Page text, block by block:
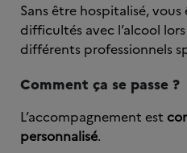
Sans être hospitalisé,
difficultés avec l’alcool
différents professionnels
Comment ça se passe ?
L’accompagnement est
personnalisé.